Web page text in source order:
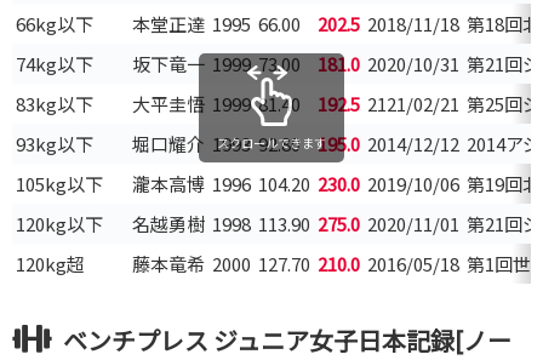
66kg以下 本堂正達 1995 66.00 202.5 2018/11/18 第18回
74kg以下
坂下竜一 1999 73.00 181.0 2020/10/31 第21回
83kg以下
大平圭悟 1999 81.40 192.5 2121/02/21 第25回
93kg以下
堀口耀介 1993 92.80 195.0 2014/12/12 2014ア
105kg以下
瀧本高博 1996 104.20 230.0 2019/10/06 第19回
120kg以下
名越勇樹 1998 113.90 275.0 2020/11/01 第21回
120kg超
藤本竜希 2000 127.70 210.0 2016/05/18 第1回世
スクロールできます
ベンチプレス ジュニア女子日本記録[ノー